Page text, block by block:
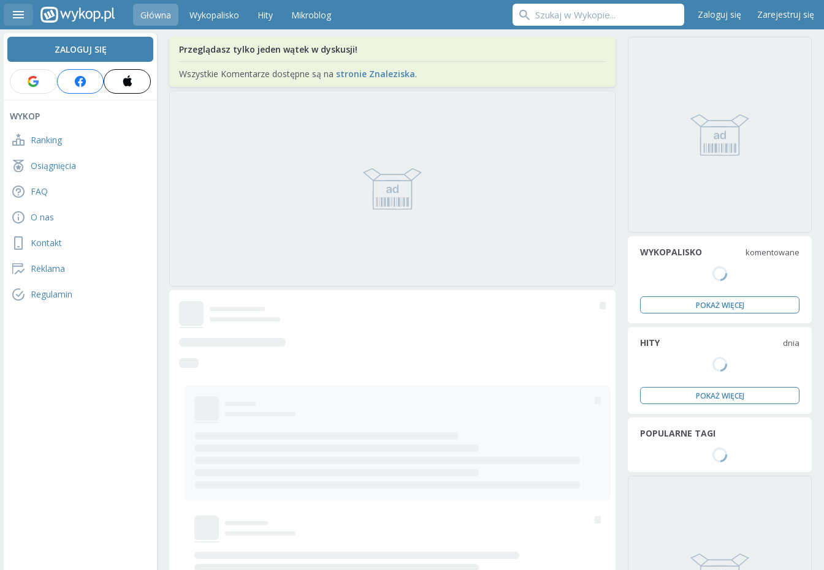
Główna Wykopalisko Hity Mikroblog Zaloguj się Zarejestruj się
ZALOGUJ SIĘ
WYKOP
Ranking
Osiągnięcia
FAQ
O nas
Kontakt
Reklama
Regulamin
Przeglądasz tylko jeden wątek w dyskusji!
Wszystkie Komentarze dostępne są na stronie Znaleziska.
WYKOPALISKO komentowane
POKAŻ WIĘCEJ
HITY dnia
POKAŻ WIĘCEJ
POPULARNE TAGI